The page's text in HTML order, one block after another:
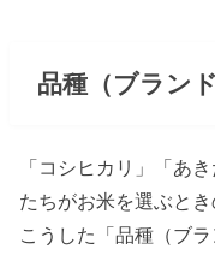
品種（ブラン
「コシヒカリ」「あ
たちがお米を選ぶと
こうした「品種（ブラ